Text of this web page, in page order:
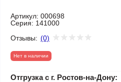
Артикул: 000698
Серия: 141000
Отзывы: (0)
Нет в наличии
Отгрузка с г. Ростов-на-Дону: